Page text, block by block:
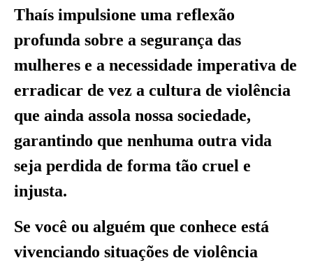
Thaís impulsione uma reflexão
profunda sobre a segurança das
mulheres e a necessidade imperativa de
erradicar de vez a cultura de violência
que ainda assola nossa sociedade,
garantindo que nenhuma outra vida
seja perdida de forma tão cruel e
injusta.
Se você ou alguém que conhece está
vivenciando situações de violência